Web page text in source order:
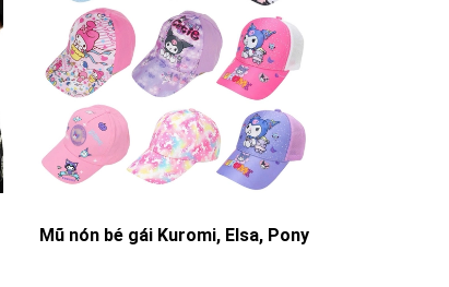
Mũ nón bé gái Kuromi, Elsa, Pony